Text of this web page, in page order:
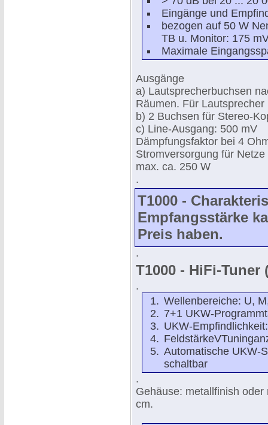
Eingänge und
bezogen auf 50 W
TB u. Monitor: 175
Maximale
Ausgänge
a) Lautsprecherbuchsen
Räumen. Für
b) 2 Buchsen für Stereo-
c) Line-Ausgang: 500 mV
Dämpfungsfaktor bei 4
Stromversorgung für
max. ca. 250 W
.
T1000 -
Empfangsstärke
Preis haben.
.
T1000 - HiFi-
.
Wellenbereiche: U,
7+1 UKW-
UKW-
Automatische UKW-
schaltbar
.
Gehäuse: metallfinish
cm.